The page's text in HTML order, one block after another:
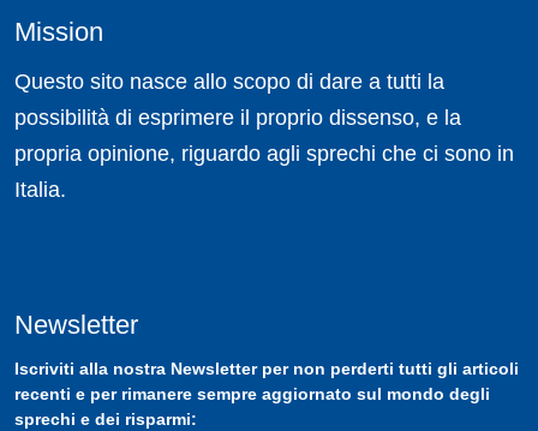
Mission
Questo sito nasce allo scopo di dare a tutti la
possibilità di esprimere il proprio dissenso, e la
propria opinione, riguardo agli sprechi che ci sono in
Italia.
Newsletter
Iscriviti alla nostra Newsletterper non perderti tutti gli articoli
recenti e per rimanere sempre aggiornato sul mondo degli
sprechi e dei risparmi: